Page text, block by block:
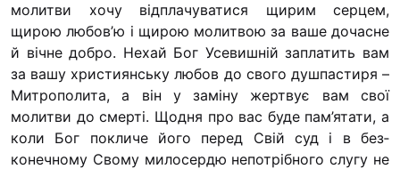
молит­ви хочу відплачуватися щирим серцем,
щирою любов’ю і щирою молитвою за ваше дочасне
й вічне добро. Нехай Бог Усевишній заплатить вам
за вашу християнську лю­бов до свого душпастиря –
Митрополита, а він у заміну жертвує вам свої
молитви до смерті. Щодня про вас буде пам’ятати, а
коли Бог покличе його перед Свій суд і в без­
конечному Свому милосердю непотрібного слугу не